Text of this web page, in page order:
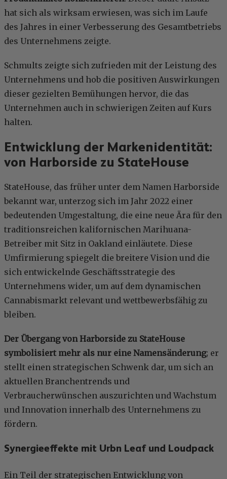
hat sich als wirksam erwiesen, was sich im Laufe
des Jahres in einer Verbesserung des Gesamtbetriebs
des Unternehmens zeigte.
Schmults zeigte sich zufrieden mit der Leistung des
Unternehmens und hob die positiven Auswirkungen
dieser gezielten Bemühungen hervor, die das
Unternehmen auch in schwierigen Zeiten auf Kurs
halten.
Entwicklung der Markenidentität:
von Harborside zu StateHouse
StateHouse, das früher unter dem Namen Harborside
bekannt war, unterzog sich im Jahr 2022 einer
bedeutenden Umgestaltung, die eine neue Ära für den
traditionsreichen kalifornischen Marihuana-
Betreiber mit Sitz in Oakland einläutete. Diese
Umfirmierung spiegelt die breitere Vision und die
sich entwickelnde Geschäftsstrategie des
Unternehmens wider, um auf dem dynamischen
Cannabismarkt relevant und wettbewerbsfähig zu
bleiben.
Der Übergang von Harborside zu StateHouse
symbolisiert mehr als nur eine Namensänderung; er
stellt einen strategischen Schwenk dar, um sich an
aktuellen Branchentrends und
Verbraucherwünschen auszurichten und Wachstum
und Innovation innerhalb des Unternehmens zu
fördern.
Synergieeffekte mit Urbn Leaf und Loudpack
Ein Teil der strategischen Entwicklung von